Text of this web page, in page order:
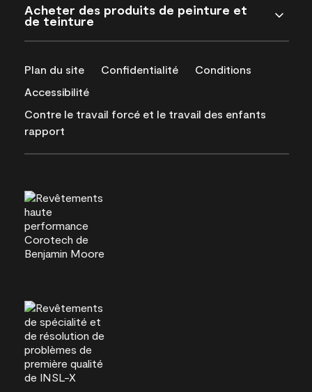
Acheter des produits de peinture et
de teinture
Plan du site Confidentialité
Conditions
Accessibilité
Contre le travail forcé et le travail des enfants
rapport